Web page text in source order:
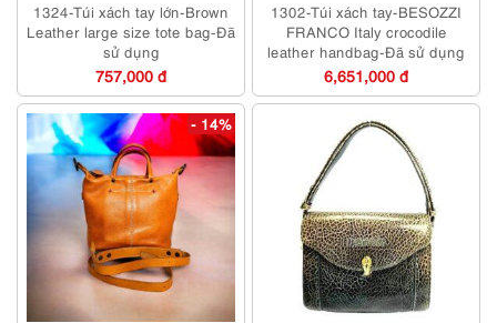
1324-Túi xách tay lớn-Brown
Leather large size tote bag-Đã
sử dụng
757,000 đ
1302-Túi xách tay-BESOZZI
FRANCO Italy crocodile
leather handbag-Đã sử dụng
6,651,000 đ
- 14%